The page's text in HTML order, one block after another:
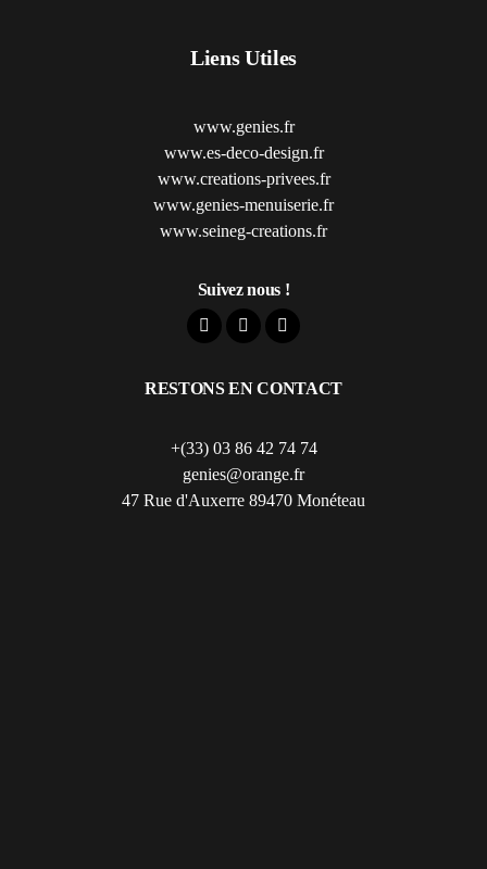
Liens Utiles
www.genies.fr
www.es-deco-design.fr
www.creations-privees.fr
www.genies-menuiserie.fr
www.seineg-creations.fr
Suivez nous !
RESTONS EN CONTACT
+(33) 03 86 42 74 74
genies@orange.fr
47 Rue d'Auxerre 89470 Monéteau